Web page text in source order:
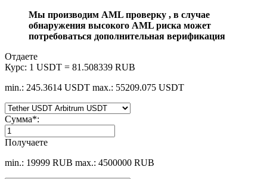
Мы производим AML проверку , в случае
обнаружения высокого AML риска может
потребоваться дополнительная верификация
Отдаете
Курс: 1 USDT = 81.508339 RUB
min.: 245.3614 USDT max.: 55209.075 USDT
Сумма*:
Получаете
min.: 19999 RUB max.: 4500000 RUB